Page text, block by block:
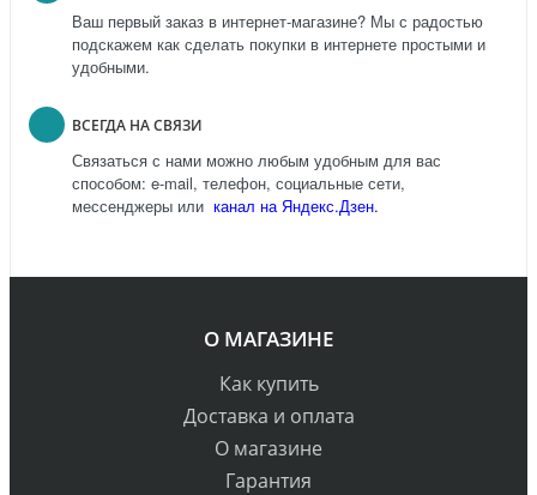
Ваш первый заказ в интернет-магазине? Мы с радостью
подскажем как сделать покупки в интернете простыми и
удобными.
ВСЕГДА НА СВЯЗИ
Связаться с нами можно любым удобным для вас
способом: e-mail, телефон, социальные сети,
мессенджеры или канал на Яндекс.Дзен.
О МАГАЗИНЕ
Как купить
Доставка и оплата
О магазине
Гарантия